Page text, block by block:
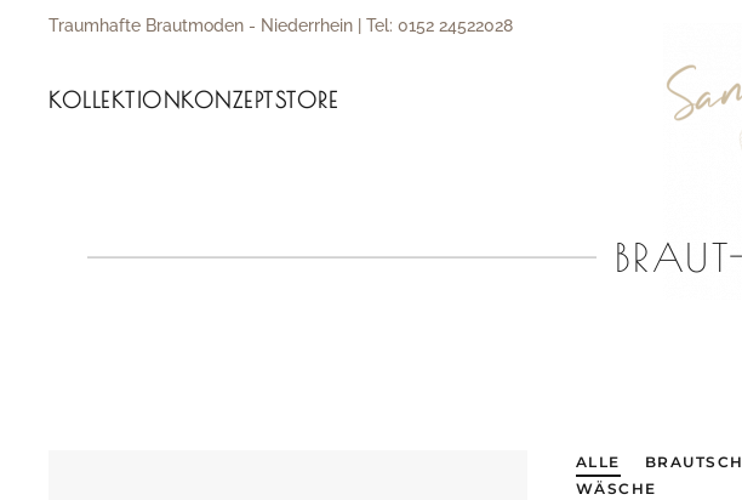
Traumhafte Brautmoden - Niederrhein | Tel: 0152 24522028
KOLLEKTIONKONZEPTSTORE
ALLE
WÄSCHE